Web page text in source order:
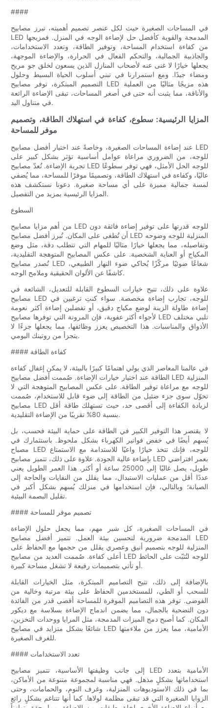
####
في المساحات الصغيرة حيث لكل عنصر تصميم أهميته، تبرز مصابيح
LED المدمجة والقوية كأفضل حل لإضاءة الوجه في المنزل. فمزيجها
من كفاءة استخدام المساحة، وتوفير الطاقة، وتعدد الاستخدامات،
والجاذبية الجمالية، والتحكم الفعال في الحرارة، والإضاءة الموجهة،
يجعلها خيارًا لا غنى عنه لأصحاب المنازل الذين يسعون لخلق جو مريح
ومضاء جيدًا. ومع استمرارنا في تبني أسلوب الحياة البسيط وحلول
التصميم المبتكرة، توفر مصابيح LED هذه مزيجًا مثاليًا من العملية
والأناقة، مما يثبت أنه حتى في أصغر المساحات، تبقى الإضاءة الرائعة
في متناول اليد.
المزايا الرئيسية: سطوع، كفاءة في استهلاك الطاقة، وتصميم
موفر للمساحة
عند إضاءة المساحات الصغيرة، وخاصةً عند اختيار أفضل مصابيح LED
للوجه، من الضروري مراعاة عوامل أساسية تؤثر بشكل كبير على
تجربة الإضاءة. تُعدّ مصابيح LED للوجه الحل الأمثل، فهي توفر سطوعًا
عاليًا، وكفاءة في استهلاك الطاقة، وتصميمًا موفرًا للمساحة، مما يُضفي
لمسة جمالية مميزة على أي مساحة صغيرة. دعونا نستكشف هذه
المزايا الرئيسية بمزيد من التفصيل.
السطوع
من أهم مزايا مصابيح LED للوجه قدرتها على توفير إضاءة فائقة دون
أن تُطغى على المكان. تُبرز أفضل مصابيح LED المنزلية للوجه وضوحه
وتفاصيله، مما يجعلها خيارًا مثاليًا للمهام التي تتطلب دقة، مثل وضع
المكياج أو العناية الشخصية. على عكس المصابيح المتوهجة التقليدية،
تُصدر مصابيح LED شعاعًا ضوئيًا مركّزًا يُحاكي ضوء النهار الطبيعي،
كاشفًا عن الألوان الحقيقية وملامح الوجه.
علاوة على ذلك، تتيح خيارات السطوع القابلة للتعديل، الشائعة في
مصابيح LED للوجه، تجارب إضاءة مخصصة. سواء كنتِ ترغبين في
إضاءة طاولة الزينة لوضع مكياج دقيق، أو تفضلين إضاءة أكثر نعومة
لأجواء أكثر عفوية، فإن المرونة التي توفرها مصابيح LED تلبي مختلف
الأذواق والمناسبات. هذا التخصيص يعزز وظائفها، مما يجعلها جزءًا لا
يتجزأ من روتينك اليومي.
#### كفاءة الطاقة
في عالمنا المعاصر الذي يولي اهتمامًا كبيرًا بالبيئة، لا يمكن إغفال كفاءة
الطاقة عند اختيار خيارات الإضاءة. صُممت أفضل مصابيح LED المنزلية
للوجه مع مراعاة توفير الطاقة. على عكس المصابيح المتوهجة التي لا
تحوّل سوى جزء ضئيل من الطاقة إلى ضوء قابل للاستخدام، صُممت
مصابيح LED لزيادة الكفاءة إلى أقصى حد، حيث تستهلك طاقة أقل
بنسبة 80% تقريبًا من الإضاءة التقليدية.
لا يقتصر هذا التوفير الكبير في الطاقة على حماية البيئة فحسب، بل
يُسهم أيضًا في خفض فواتير الكهرباء بشكل ملحوظ. باستثمارك في
مصباح LED للوجه، فإنك تتخذ خيارًا واعيًا للاستدامة مع الاستمتاع
بإضاءة عالية الجودة. علاوة على ذلك، تتميز مصابيح LED بعمر افتراضي
طويل، يصل غالبًا إلى 25000 ساعة أو أكثر. هذا العمر الطويل يعني
عددًا أقل من عمليات الاستبدال، مما يقلل من النفايات والحاجة إلى
الصيانة؛ وبالتالي، فإن استخدامها في منزلك يُسهم بشكل أكبر في
تقليل البصمة البيئية.
#### تصميم موفر للمساحة
في المساحات الصغيرة، كل شبر مهم، مما يجعل حلول الإضاءة
المدمجة ضرورية لتحسين بيئة العمل. تتميز أفضل مصابيح LED
المنزلية للوجه بتصميم أنيق وعصري يقلل من حجمها مع الحفاظ على
أعلى كفاءة. صُممت العديد من مصابيح LED للوجه لتُثبّت على الحائط
أو تأتي بتصميمات رفيعة لا تشغل مساحة كبيرة.
بالإضافة إلى ذلك، تتيح التصاميم المبتكرة، مثل الخيارات القابلة
للسحب أو الطي، للمستخدمين الحفاظ على بيئة مرتبة وخالية من
الفوضى. توفر هذه التصاميم الموفرة للمساحة أقصى قدر من الفائدة
دون التضحية بالجمال، مما يضمن اندماج الإضاءة بسلاسة مع ديكور
المكان. كما أصبح دمج الميزات المدمجة، مثل المرايا ووحدات التخزين،
شائعًا بشكل متزايد في مصابيح LED الأمامية، مما يعزز من ملاءمتها
للغرف الصغيرة.
#### تعدد الاستخدامات
إلى جانب وظيفتها الأساسية، تتميز مصابيح LED الأمامية بتعدد
استخداماتها بشكلٍ مذهل. فهي مناسبة لمجموعة متنوعة من الأماكن،
بما في ذلك الاستوديوهات المنزلية، وغرف النوم، والحمامات، وحتى
الزوايا الصغيرة التي قد تبقى مظلمة لولاها. كما أنها تتناغم بشكلٍ رائع